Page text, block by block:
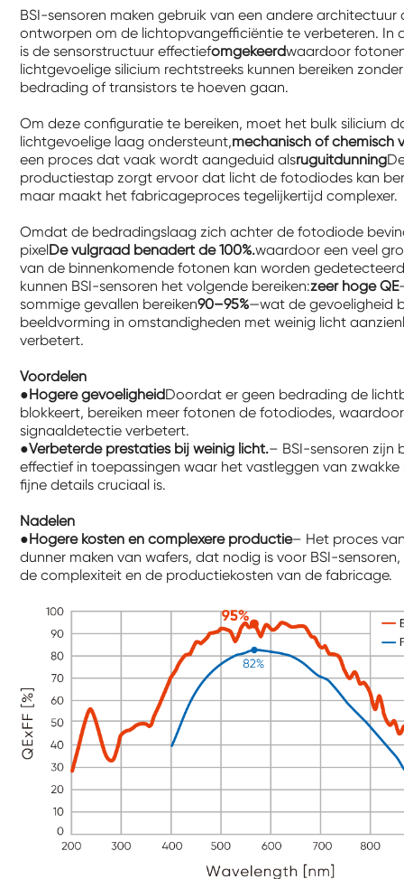
BSI-sensoren maken gebruik van een andere architectuur
ontworpen om de lichtopvangefficiëntie te verbeteren. In
is de sensorstructuur effectiefomgekeerdwaardoor
lichtgevoelige silicium rechtstreeks kunnen bereiken
bedrading of transistors te hoeven gaan.
Om deze configuratie te bereiken, moet het bulk silicium
lichtgevoelige laag ondersteunt,mechanisch of chemisch
een proces dat vaak wordt aangeduid alsruguitdunning
productiestap zorgt ervoor dat licht de fotodiodes kan
maar maakt het fabricageproces tegelijkertijd complexer.
Omdat de bedradingslaag zich achter de fotodiode
pixelDe vulgraad benadert de 100%.waardoor een veel
van de binnenkomende fotonen kan worden
kunnen BSI-sensoren het volgende bereiken:zeer hoge QE
sommige gevallen bereiken90–95%—wat de gevoeligheid
beeldvorming in omstandigheden met weinig licht
verbetert.
Voordelen
●Hogere gevoeligheidDoordat er geen bedrading de
blokkeert, bereiken meer fotonen de fotodiodes,
signaaldetectie verbetert.
●Verbeterde prestaties bij weinig licht.– BSI-sensoren zijn
effectief in toepassingen waar het vastleggen van zwakke
fijne details cruciaal is.
Nadelen
●Hogere kosten en complexere productie– Het proces
dunner maken van wafers, dat nodig is voor BSI-
de complexiteit en de productiekosten van de fabricage.